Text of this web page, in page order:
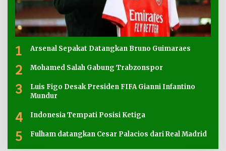
1 Arsenal Sepakat Datangkan Bruno Guimaraes
2 Mohamed Salah Gabung Trabzonspor
3
Luis Figo Desak Presiden FIFA Gianni Infantino
Mundur
4 Indonesia Tempati Posisi Ketiga
5 Fulham datangkan Cesar Palacios dari Real Madrid